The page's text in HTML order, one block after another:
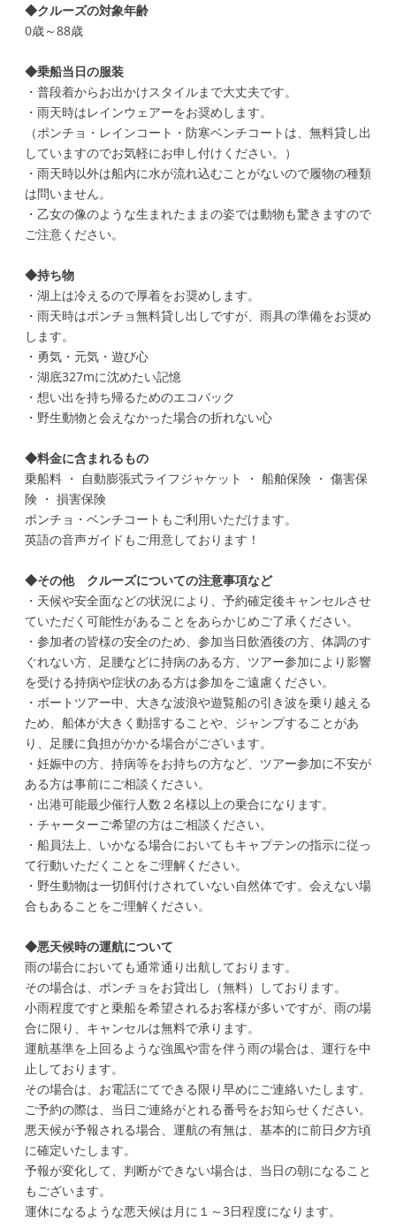
◆クルーズの対象年齢
0歳～88歳
◆乗船当日の服装
・普段着からお出かけスタイルまで大丈夫です。
・雨天時はレインウェアーをお奨めします。
（ポンチョ・レインコート・防寒ベンチコートは、無料貸し出
していますのでお気軽にお申し付けください。）
・雨天時以外は船内に水が流れ込むことがないので履物の種類
は問いません。
・乙女の像のような生まれたままの姿では動物も驚きますので
ご注意ください。
◆持ち物
・湖上は冷えるので厚着をお奨めします。
・雨天時はポンチョ無料貸し出しですが、雨具の準備をお奨め
します。
・勇気・元気・遊び心
・湖底327mに沈めたい記憶
・想い出を持ち帰るためのエコバック
・野生動物と会えなかった場合の折れない心
◆料金に含まれるもの
乗船料 ・ 自動膨張式ライフジャケット ・ 船舶保険 ・ 傷害保
険 ・ 損害保険
ポンチョ・ベンチコートもご利用いただけます。
英語の音声ガイドもご用意しております！
◆その他 クルーズについての注意事項など
・天候や安全面などの状況により、予約確定後キャンセルさせ
ていただく可能性があることをあらかじめご了承ください。
・参加者の皆様の安全のため、参加当日飲酒後の方、体調のす
ぐれない方、足腰などに持病のある方、ツアー参加により影響
を受ける持病や症状のある方は参加をご遠慮ください。
・ボートツアー中、大きな波浪や遊覧船の引き波を乗り越える
ため、船体が大きく動揺することや、ジャンプすることがあ
り、足腰に負担がかかる場合がございます。
・妊娠中の方、持病等をお持ちの方など、ツアー参加に不安が
ある方は事前にご相談ください。
・出港可能最少催行人数２名様以上の乗合になります。
・チャーターご希望の方はご相談ください。
・船員法上、いかなる場合においてもキャプテンの指示に従っ
て行動いただくことをご理解ください。
・野生動物は一切餌付けされていない自然体です。会えない場
合もあることをご理解ください。
◆悪天候時の運航について
雨の場合においても通常通り出航しております。
その場合は、ポンチョをお貸出し（無料）しております。
小雨程度ですと乗船を希望されるお客様が多いですが、 雨の場
合に限り、キャンセルは無料で承ります。
運航基準を上回るような強風や雷を伴う雨の場合は、運行を中
止しております。
その場合は、お電話にてできる限り早めにご連絡いたします。
ご予約の際は、当日ご連絡がとれる番号をお知らせください。
悪天候が予報される場合、運航の有無は、基本的に前日夕方頃
に確定いたします。
予報が変化して、判断ができない場合は、当 日の朝になること
もございます。
運休になるような悪天候は月に１～3日程度になります。